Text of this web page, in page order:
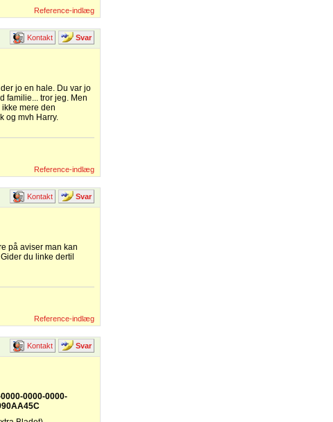
Reference-indlæg
Kontakt Svar
jo en hale. Du var jo
familie... tror jeg. Men
mere den
og mvh Harry.
Reference-indlæg
Kontakt Svar
på aviser man kan
du linke dertil
Reference-indlæg
Kontakt Svar
0000-0000-